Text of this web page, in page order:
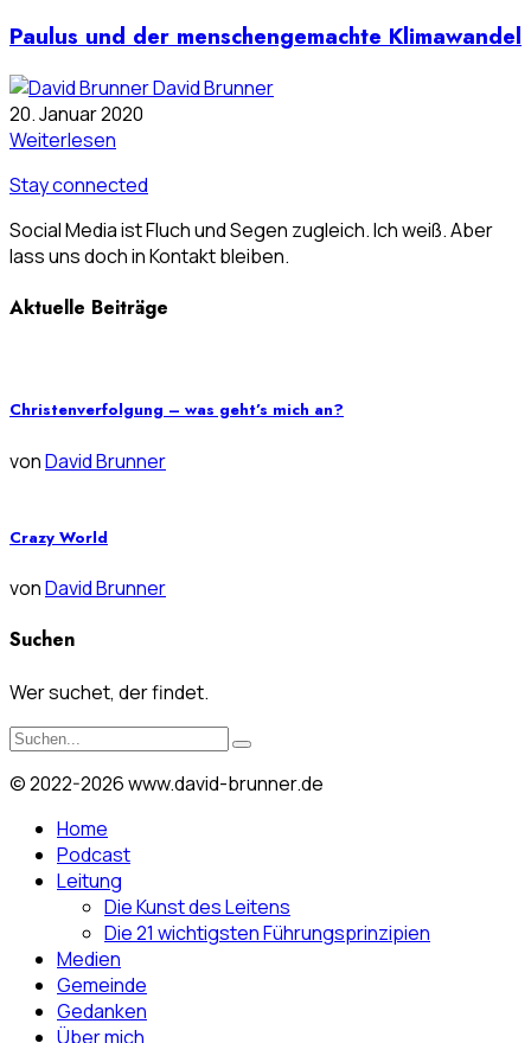
Paulus und der menschengemachte Klimawandel
David Brunner
20. Januar 2020
Weiterlesen
Stay connected
Social Media ist Fluch und Segen zugleich. Ich weiß. Aber
lass uns doch in Kontakt bleiben.
Aktuelle Beiträge
Christenverfolgung – was geht’s mich an?
vonDavid Brunner
Crazy World
vonDavid Brunner
Suchen
Wer suchet, der findet.
© 2022-2026 www.david-brunner.de
Home
Podcast
Leitung
Die Kunst des Leitens
Die 21 wichtigsten Führungsprinzipien
Medien
Gemeinde
Gedanken
Über mich